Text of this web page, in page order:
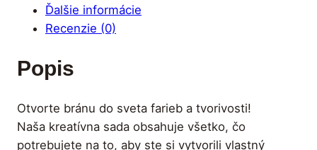
Ďalšie informácie
Recenzie (0)
Popis
Otvorte bránu do sveta farieb a tvorivosti!
Naša kreatívna sada obsahuje všetko, čo
potrebujete na to, aby ste si vytvorili vlastný